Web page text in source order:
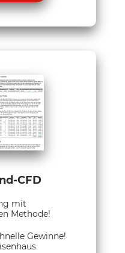
CFD
mit
Methode!
Gewinne!